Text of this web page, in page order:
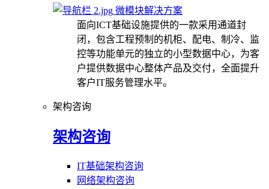
微模块解决方案
面向ICT基础设施提供的一款采用通道封
闭，包含工程预制的机柜、配电、制冷、监
控等功能单元的独立的小型数据中心，为客
户提供数据中心整体产品及交付，全面提升
客户IT服务管理水平。
架构咨询
架构咨询
IT基础架构咨询
网络架构咨询